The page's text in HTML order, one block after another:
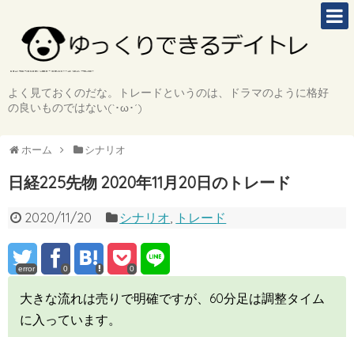
よく見ておくのだな。トレードというのは、ドラマのように格好
の良いものではない(`･ω･´)
ホーム シナリオ
日経225先物 2020年11月20日のトレード
2020/11/20 シナリオ トレード
error 0 0
大きな流れは売りで明確ですが、60分足は調整タイム
に入っています。